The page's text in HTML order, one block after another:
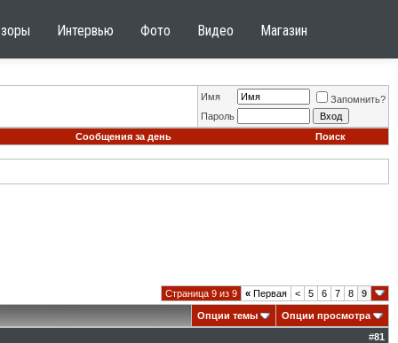
Интервью Фото Видео Магазин
Имя
Запомнить?
Пароль
Сообщения за день
Поиск
Страница 9 из 9 « Первая < 5 6 7 8 9
Опции темы
Опции просмотра
#81